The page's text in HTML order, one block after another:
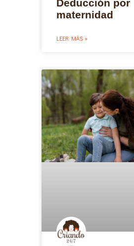
Deducción por
maternidad
LEER MÁS »